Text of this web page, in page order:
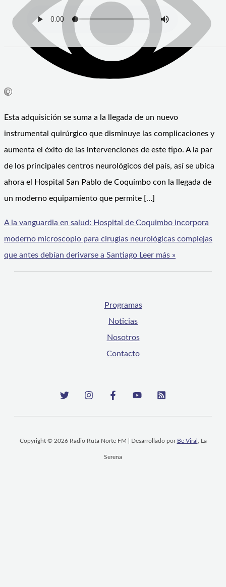
Esta adquisición se suma a la llegada de un nuevo
instrumental quirúrgico que disminuye las complicaciones y
aumenta el éxito de las intervenciones de este tipo. A la par
de los principales centros neurológicos del país, así se ubica
ahora el Hospital San Pablo de Coquimbo con la llegada de
un moderno equipamiento que permite […]
A la vanguardia en salud: Hospital de Coquimbo incorpora
moderno microscopio para cirugías neurológicas complejas
que antes debían derivarse a Santiago Leer más »
Programas
Noticias
Nosotros
Contacto
Copyright © 2026 Radio Ruta Norte FM | Desarrollado por Be Viral , La
Serena